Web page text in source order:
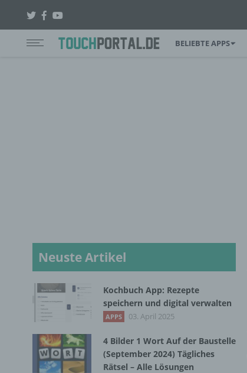
BELIEBTE APPS
Neuste Artikel
Kochbuch App: Rezepte
speichern und digital verwalten
APPS 03. April 2025
4 Bilder 1 Wort Auf der Baustelle
(September 2024) Tägliches
Rätsel – Alle Lösungen